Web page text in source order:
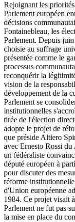
Rejoignant les
Parlement européen
décisions
Fontainebleau, les
Parlement. Depuis
choisie au suffrage
présentée comme le
processus
reconquérir la
vision de la
développement de la
Parlement se
institutionnelles
tirée de l'élection
adopte le projet de
que préside Altiero
avec Ernesto Rossi du
un fédéraliste
député européen à
pour discuter des
réforme
d'Union européenne
1984. Ce projet visait
Parlement ne fut pas
la mise en place du